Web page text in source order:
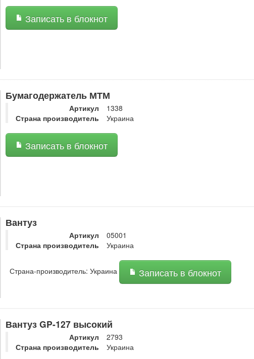
Записать в блокнот
Бумагодержатель МТМ
Артикул
1338
Страна производитель
Украина
Записать в блокнот
Вантуз
Артикул
05001
Страна производитель
Украина
Страна-производитель: Украина Записать в блокнот
Вантуз GP-127 высокий
Артикул
2793
Страна производитель
Украина